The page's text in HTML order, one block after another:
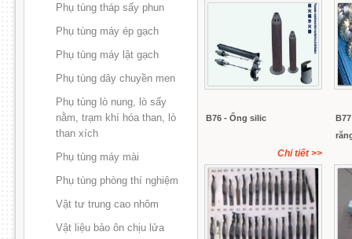
Phụ tùng tháp sấy phun
Phụ tùng máy ép gạch
Phụ tùng máy lật gạch
Phụ tùng dây chuyền men
Phụ tùng lò nung, lò sấy
nằm, trạm khí hóa than, lò
than xích
Phụ tùng máy mài
Phụ tùng phòng thí nghiệm
Vật tư trung cao nhôm
Vật liệu bảo ôn chịu lửa
B76 - Ống silic
Chi tiết>>